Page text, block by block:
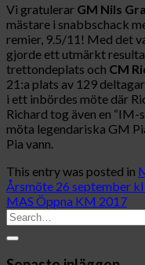
Vi gratulerar GM Nils
mästare i snabbschack
remier, 9.5/11! Med det
gjorde ett utmärkt
trettondeplats och CM
21:a plats av 129
i ett inbördes möte där
Richard tog även en
möta legendariska GM
Pia vann.
This entry was posted in
Årsmöte 26 september
MAS Öppna KM 2017